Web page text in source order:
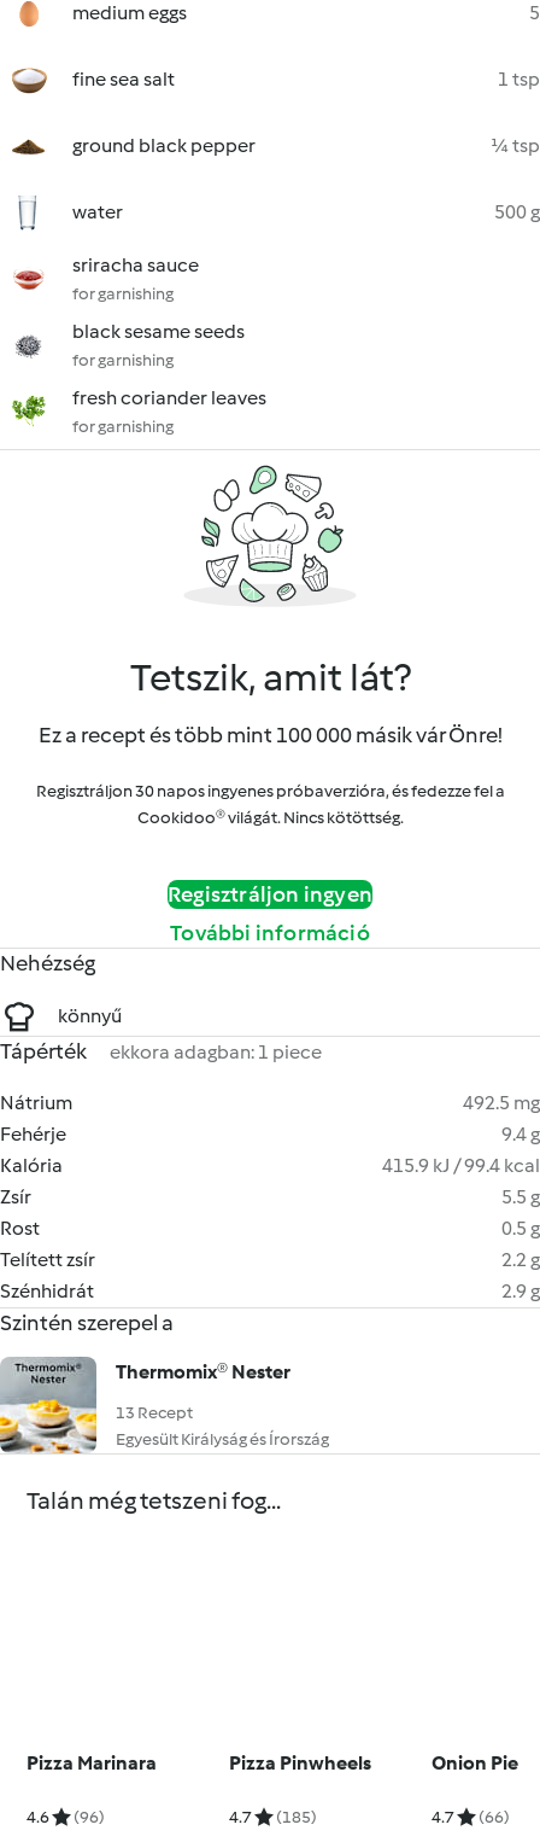
medium eggs 5
fine sea salt 1 tsp
ground black pepper ¼ tsp
water 500 g
sriracha sauce
for garnishing
black sesame seeds
for garnishing
fresh coriander leaves
for garnishing
Tetszik, amit lát?
Ez a recept és több mint 100 000 másik vár Önre!
Regisztráljon 30 napos ingyenes próbaverzióra, és fedezze fel a
Cookidoo® világát. Nincs kötöttség.
Regisztráljon ingyen
További információ
Nehézség
könnyű
Tápérték ekkora adagban: 1 piece
Nátrium
492.5 mg
Fehérje
9.4 g
Kalória
415.9 kJ / 99.4 kcal
Zsír
5.5 g
Rost
0.5 g
Telített zsír
2.2 g
Szénhidrát
2.9 g
Szintén szerepel a
Thermomix® Nester
13 Recept
Egyesült Királyság és Írország
Talán még tetszeni fog...
Pizza Marinara
4.6 (96)
Pizza Pinwheels
4.7 (185)
Onion Pie
4.7 (66)